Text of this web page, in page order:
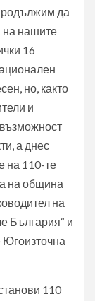
да
на нашите
16
но, както
и
а днес
на 110-те
на община
на
България“ и
Югоизточна
110